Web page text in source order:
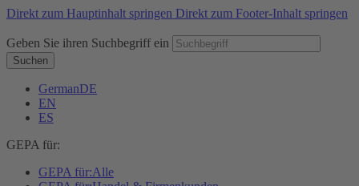
Direkt zum Hauptinhalt springen Direkt zum Footer-Inhalt springen
Geben Sie ihren Suchbegriff ein
Suchen
GermanDE
EN
ES
GEPA für:
GEPA für:Alle